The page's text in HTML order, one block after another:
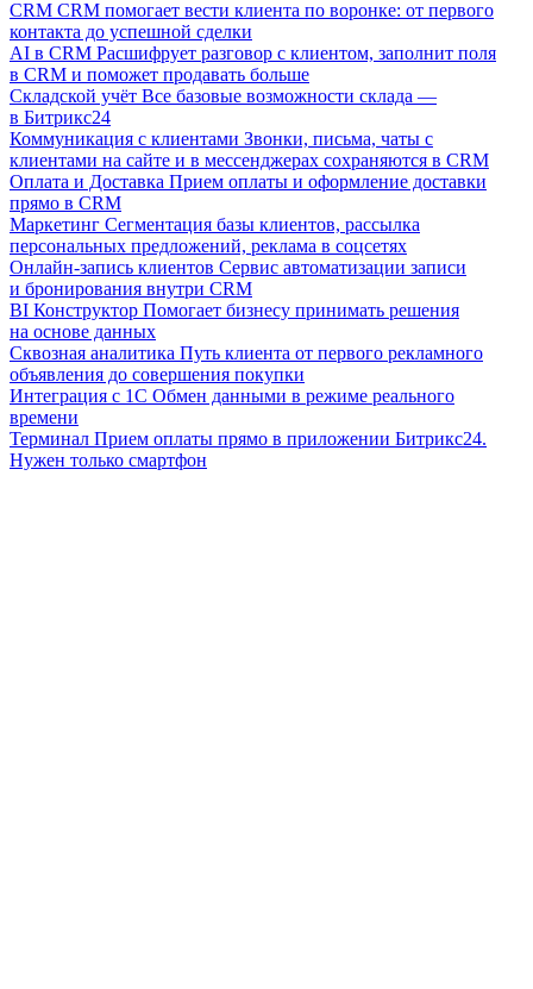
CRM CRM помогает вести клиента по воронке: от первого
контакта до успешной сделки
AI в CRM Расшифрует разговор с клиентом, заполнит поля
в CRM и поможет продавать больше
Складской учёт Все базовые возможности склада —
в Битрикс24
Коммуникация с клиентами Звонки, письма, чаты с
клиентами на сайте и в мессенджерах сохраняются в CRM
Оплата и Доставка Прием оплаты и оформление доставки
прямо в CRM
Маркетинг Сегментация базы клиентов, рассылка
персональных предложений, реклама в соцсетях
Онлайн-запись клиентов Сервис автоматизации записи
и бронирования внутри CRM
BI Конструктор Помогает бизнесу принимать решения
на основе данных
Сквозная аналитика Путь клиента от первого рекламного
объявления до совершения покупки
Интеграция с 1С Обмен данными в режиме реального
времени
Терминал Прием оплаты прямо в приложении Битрикс24.
Нужен только смартфон